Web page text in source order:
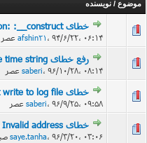
موضوع / نویسنده
خطای JAuthentication: :__construct جوملا
afshin21 ، ۹۴/۶/۲۲، ۰۶:۱۴ عصر
رفع خطای DateTime::__construct(): Failed to parse time string در جوملا
saberi، ۹۶/۱۰/۲۸، ۰۸:۱۴ عصر
خطای Cannot write to log file در جوملا
saberi، ۹۶/۹/۲۵، ۰۹:۵۸ عصر
خطای Invalid address در فرم تماس جوملا
saye.tanha، ۹۶/۳/۲۰، ۰۳:۰۶ صبح